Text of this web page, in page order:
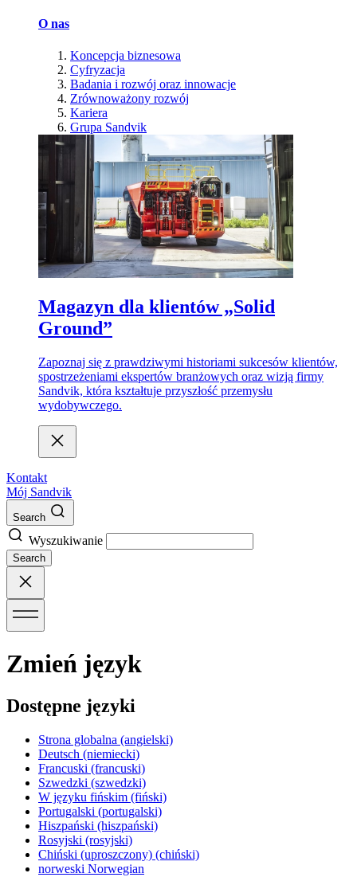
O nas
Koncepcja biznesowa
Cyfryzacja
Badania i rozwój oraz innowacje
Zrównoważony rozwój
Kariera
Grupa Sandvik
Magazyn dla klientów „Solid
Ground”
Zapoznaj się z prawdziwymi historiami sukcesów klientów,
spostrzeżeniami ekspertów branżowych oraz wizją firmy
Sandvik, która kształtuje przyszłość przemysłu
wydobywczego.
Kontakt
Mój Sandvik
Search
Wyszukiwanie
Search
Zmień język
Dostępne języki
Strona globalna (angielski)
Deutsch (niemiecki)
Francuski (francuski)
Szwedzki (szwedzki)
W języku fińskim (fiński)
Portugalski (portugalski)
Hiszpański (hiszpański)
Rosyjski (rosyjski)
Chiński (uproszczony) (chiński)
norweski Norwegian